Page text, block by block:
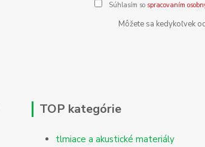
Súhlasím so spracovaním
Môžete sa kedykoľvek
TOP kategórie
tlmiace a akustické materiály